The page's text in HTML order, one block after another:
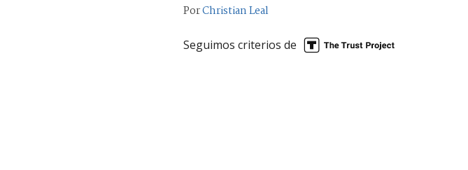
PorChristian Leal
Seguimos criterios de